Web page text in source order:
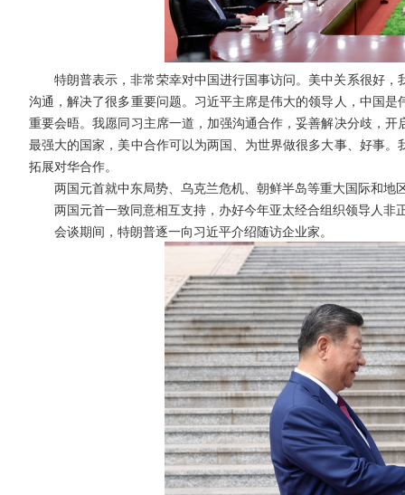
特朗普表示，非常荣幸对中国进行国事访问。美中关系很好
沟通，解决了很多重要问题。习近平主席是伟大的领导人，中国
重要会晤。我愿同习主席一道，加强沟通合作，妥善解决分歧，
最强大的国家，美中合作可以为两国、为世界做很多大事、好事
拓展对华合作。
两国元首就中东局势、乌克兰危机、朝鲜半岛等重大国际和地
两国元首一致同意相互支持，办好今年亚太经合组织领导人非
会谈期间，特朗普逐一向习近平介绍随访企业家。